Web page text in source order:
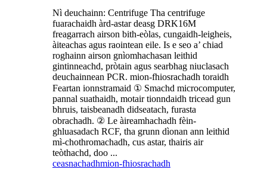
Nì deuchainn: Centrifuge Tha centrifuge
fuarachaidh àrd-astar deasg DRK16M
freagarrach airson bith-eòlas, cungaidh-leigheis,
àiteachas agus raointean eile. Is e seo a’ chiad
roghainn airson gnìomhachasan leithid
gintinneachd, pròtain agus searbhag niuclasach
deuchainnean PCR. mion-fhiosrachadh toraidh
Feartan ionnstramaid ① Smachd microcomputer,
pannal suathaidh, motair tionndaidh tricead gun
bhruis, taisbeanadh didseatach, furasta
obrachadh. ② Le àireamhachadh fèin-
ghluasadach RCF, tha grunn dìonan ann leithid
mì-chothromachadh, cus astar, thairis air
teòthachd, doo ...
ceasnachadhmion-fhiosrachadh